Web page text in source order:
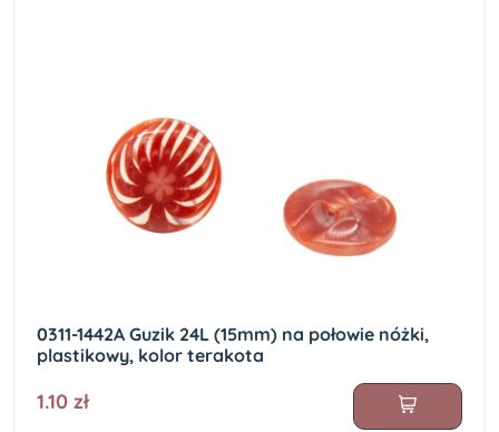
0311-1442A Guzik 24L (15mm) na połowie nóżki,
plastikowy, kolor terakota
1.10 zł